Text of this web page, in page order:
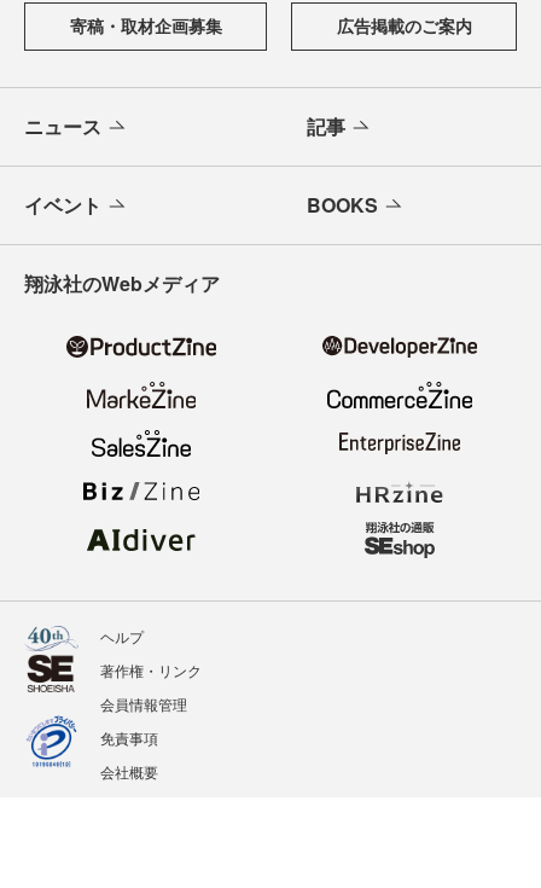
寄稿・取材企画募集 広告掲載のご案内
ニュース 記事
イベント BOOKS
翔泳社のWebメディア
ヘルプ
著作権・リンク
会員情報管理
免責事項
会社概要